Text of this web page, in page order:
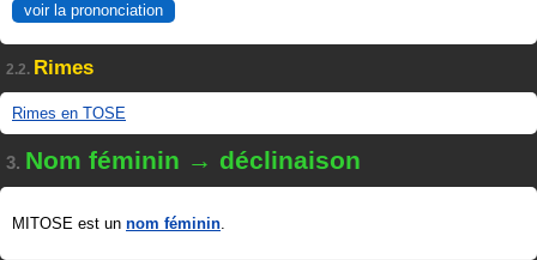
voir la prononciation
2.2. Rimes
Rimes en TOSE
3. Nom féminin → déclinaison
MITOSE est un nom féminin.